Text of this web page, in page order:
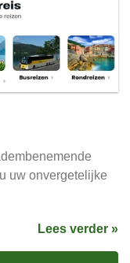
uw onvergetelijke
Lees verder »